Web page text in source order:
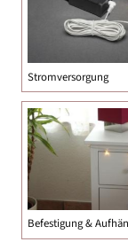
Stromversorgung
Befestigung &